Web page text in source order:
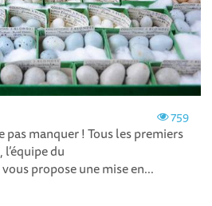
759
pas manquer ! Tous les premiers
du
propose une mise en...